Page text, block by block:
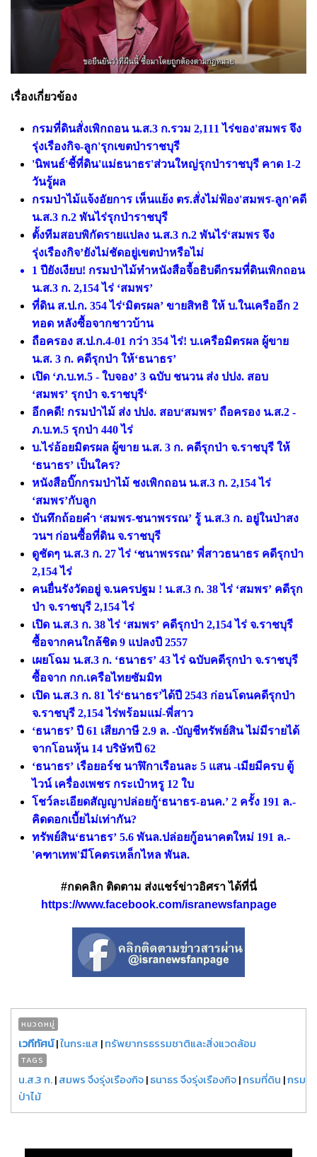
เรื่องเกี่ยวข้อง
กรมที่ดินสั่งเพิกถอน น.ส.3 ก.รวม 2,111 ไร่ของ'สมพร จึง
รุ่งเรืองกิจ-ลูก'รุกเขตป่าราชบุรี
'นิพนธ์'ชี้ที่ดิน'แม่ธนาธร'ส่วนใหญ่รุกป่าราชบุรี คาด 1-2
วันรู้ผล
กรมป่าไม้แจ้งอัยการ เห็นแย้ง ตร.สั่งไม่ฟ้อง'สมพร-ลูก'คดี
น.ส.3 ก.2 พันไร่รุกป่าราชบุรี
ตั้งทีมสอบพิกัดรายแปลง น.ส.3 ก.2 พันไร่‘สมพร จึง
รุ่งเรืองกิจ’ยังไม่ชัดอยู่เขตป่าหรือไม่
1 ปียังเงียบ! กรมป่าไม้ทำหนังสือจี้อธิบดีกรมที่ดินเพิกถอน
น.ส.3 ก. 2,154 ไร่ ‘สมพร’
ที่ดิน ส.ป.ก. 354 ไร่‘มิตรผล’ ขายสิทธิ ให้ บ.ในเครืออีก 2
ทอด หลังซื้อจากชาวบ้าน
ถือครอง ส.ป.ก.4-01 กว่า 354 ไร่! บ.เครือมิตรผล ผู้ขาย
น.ส. 3 ก. คดีรุกป่า ให้‘ธนาธร’
เปิด ‘ภ.บ.ท.5 - ใบจอง’ 3 ฉบับ ชนวน ส่ง ปปง. สอบ
‘สมพร’ รุกป่า จ.ราชบุรี‘
อีกคดี! กรมป่าไม้ ส่ง ปปง. สอบ‘สมพร’ ถือครอง น.ส.2 -
ภ.บ.ท.5 รุกป่า 440 ไร่
บ.ไร่อ้อยมิตรผล ผู้ขาย น.ส. 3 ก. คดีรุกป่า จ.ราชบุรี ให้
‘ธนาธร’ เป็นใคร?
หนังสือบิ๊กกรมป่าไม้ ชงเพิกถอน น.ส.3 ก. 2,154 ไร่
‘สมพร’กับลูก
บันทึกถ้อยคำ ‘สมพร-ชนาพรรณ’ รู้ น.ส.3 ก. อยู่ในป่าสง
วนฯ ก่อนซื้อที่ดิน จ.ราชบุรี
ดูชัดๆ น.ส.3 ก. 27 ไร่ ‘ชนาพรรณ’ พี่สาวธนาธร คดีรุกป่า
2,154 ไร่
คนยื่นรังวัดอยู่ จ.นครปฐม ! น.ส.3 ก. 38 ไร่ ‘สมพร’ คดีรุก
ป่า จ.ราชบุรี 2,154 ไร่
เปิด น.ส.3 ก. 38 ไร่ ‘สมพร’ คดีรุกป่า 2,154 ไร่ จ.ราชบุรี
ซื้อจากคนใกล้ชิด 9 แปลงปี 2557
เผยโฉม น.ส.3 ก. ‘ธนาธร’ 43 ไร่ ฉบับคดีรุกป่า จ.ราชบุรี
ซื้อจาก กก.เครือไทยซัมมิท
เปิด น.ส.3 ก. 81 ไร่‘ธนาธร’ได้ปี 2543 ก่อนโดนคดีรุกป่า
จ.ราชบุรี 2,154 ไร่พร้อมแม่-พี่สาว
‘ธนาธร’ ปี 61 เสียภาษี 2.9 ล. -บัญชีทรัพย์สิน ไม่มีรายได้
จากโอนหุ้น 14 บริษัทปี 62
‘ธนาธร’ เรือยอร์ช นาฬิกาเรือนละ 5 แสน -เมียมีครบ ตู้
ไวน์ เครื่องเพชร กระเป๋าหรู 12 ใบ
โชว์ละเอียดสัญญาปล่อยกู้‘ธนาธร-อนค.’ 2 ครั้ง 191 ล.-
คิดดอกเบี้ยไม่เท่ากัน?
ทรัพย์สิน‘ธนาธร’ 5.6 พันล.ปล่อยกู้อนาคตใหม่ 191 ล.-
'คฑาเทพ'มีโคตรเหล็กไหล พันล.
#กดคลิก ติดตาม ส่งแชร์ข่าวอิศรา ได้ที่นี่
https://www.facebook.com/isranewsfanpage
หมวดหมู่
เวทีทัศน์|ในกระแส |ทรัพยากรธรรมชาติและสิ่งแวดล้อม
TAGS
น.ส.3 ก.|สมพร จึงรุ่งเรืองกิจ|ธนาธร จึงรุ่งเรืองกิจ|กรมที่ดิน |กรม
ป่าไม้